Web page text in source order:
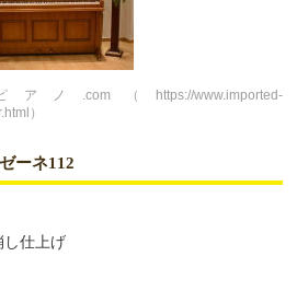
.com（https://www.imported-
）
ーネ112
し仕上げ